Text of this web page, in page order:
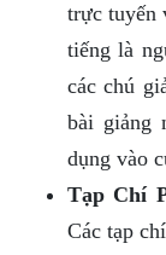
trực tuyến
tiếng là
các chú
bài giảng
dụng vào
Tạp Chí
Các tạp